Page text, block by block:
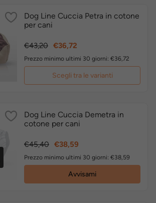
Dog Line Cuccia Petra in cotone
per cani
Prezzo
€43,20 Prezzo
€36,72
Prezzo minimo ultimi 30 giorni: €36,72
Scegli tra le varianti
Dog Line Cuccia Demetra in
cotone per cani
Prezzo
€45,40 Prezzo
€38,59
Prezzo minimo ultimi 30 giorni: €38,59
Avvisami